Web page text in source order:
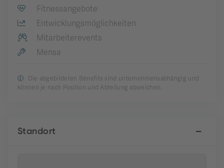
Fitnessangebote
Entwicklungsmöglichkeiten
Mitarbeiterevents
Mensa
Die abgebildeten Benefits sind unternehmensabhängig und
können je nach Position und Abteilung abweichen.
Standort